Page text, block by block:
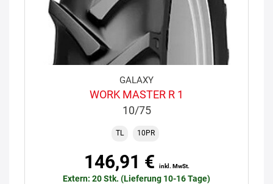
GALAXY
WORK MASTER R 1
10/75
TL 10PR
146,91 € inkl. MwSt.
Extern: 20 Stk. (Lieferung 10-16 Tage)